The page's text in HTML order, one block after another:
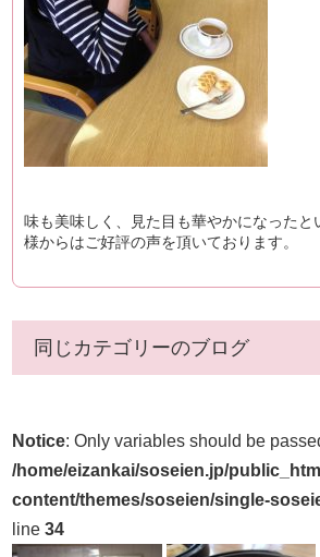
味も美味しく、見た目も華やかになったと
様からはご好評の声を頂いております。
同じカテゴリーのブログ
Notice: Only variables should be
/home/eizankai/soseien.jp/
content/themes/soseien/single-
line34